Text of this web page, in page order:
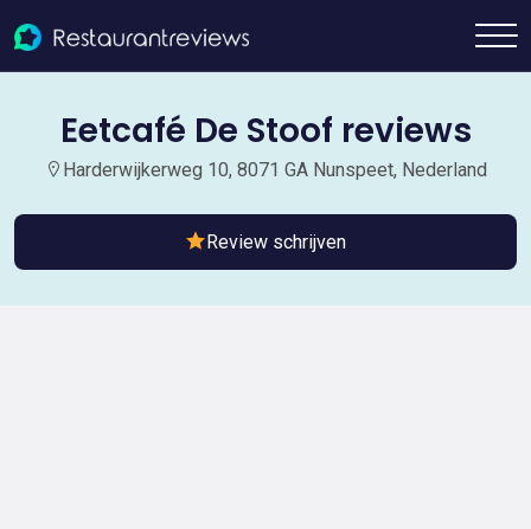
Eetcafé De Stoof reviews
Harderwijkerweg 10, 8071 GA Nunspeet, Nederland
Review schrijven